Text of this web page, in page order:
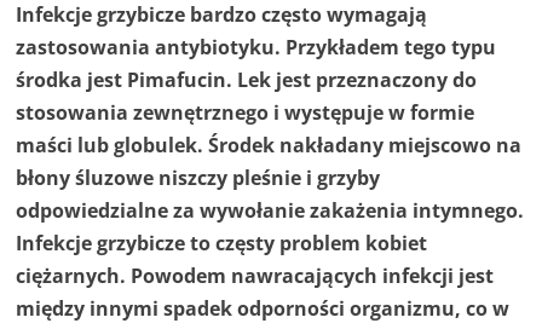
Infekcje grzybicze bardzo często wymagają
zastosowania antybiotyku. Przykładem tego typu
środka jest Pimafucin. Lek jest przeznaczony do
stosowania zewnętrznego i występuje w formie
maści lub globulek. Środek nakładany miejscowo na
błony śluzowe niszczy pleśnie i grzyby
odpowiedzialne za wywołanie zakażenia intymnego.
Infekcje grzybicze to częsty problem kobiet
ciężarnych. Powodem nawracających infekcji jest
między innymi spadek odporności organizmu, co w